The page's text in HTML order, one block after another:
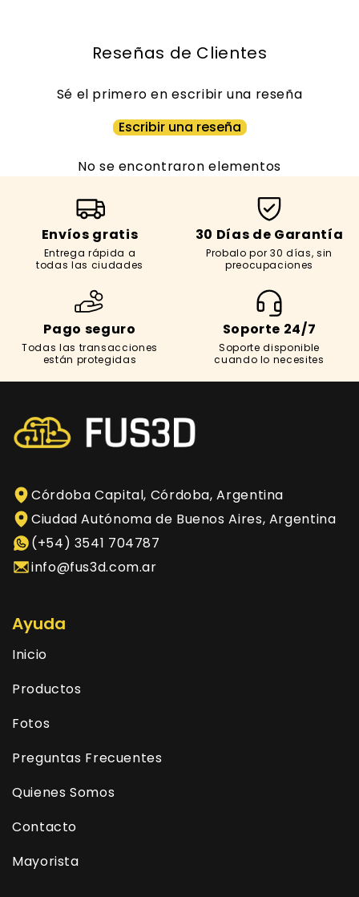
2026
Reseñas de Clientes
Sé el primero en escribir una reseña
Escribir una reseña
No se encontraron elementos
Envíos gratis
Entrega rápida a
todas las ciudades
30 Días de Garantía
Probalo por 30 días, sin
preocupaciones
Pago seguro
Todas las transacciones
están protegidas
Soporte 24/7
Soporte disponible
cuando lo necesites
Córdoba Capital, Córdoba, Argentina
Ciudad Autónoma de Buenos Aires, Argentina
(+54) 3541 704787
info@fus3d.com.ar
Ayuda
Inicio
Productos
Fotos
Preguntas Frecuentes
Quienes Somos
Contacto
Mayorista